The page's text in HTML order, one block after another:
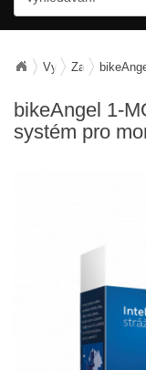
VybaveníZabezpečení
bikeAngel 1-
systém pro